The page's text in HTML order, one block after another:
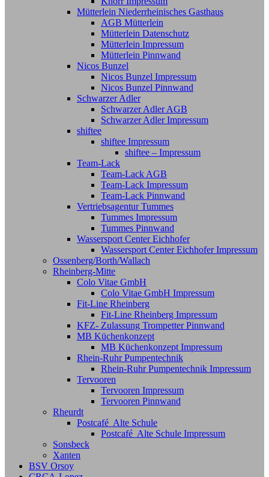
Mütterlein Niederrheinisches Gasthaus
AGB Mütterlein
Mütterlein Datenschutz
Mütterlein Impressum
Mütterlein Pinnwand
Nicos Bunzel
Nicos Bunzel Impressum
Nicos Bunzel Pinnwand
Schwarzer Adler
Schwarzer Adler AGB
Schwarzer Adler Impressum
shiftee
shiftee Impressum
shiftee – Impressum
Team-Lack
Team-Lack AGB
Team-Lack Impressum
Team-Lack Pinnwand
Vertriebsagentur Tummes
Tummes Impressum
Tummes Pinnwand
Wassersport Center Eichhofer
Wassersport Center Eichhofer Impressum
Ossenberg/Borth/Wallach
Rheinberg-Mitte
Colo Vitae GmbH
Colo Vitae GmbH Impressum
Fit-Line Rheinberg
Fit-Line Rheinberg Impressum
KFZ- Zulassung Trompetter Pinnwand
MB Küchenkonzept
MB Küchenkonzept Impressum
Rhein-Ruhr Pumpentechnik
Rhein-Ruhr Pumpentechnik Impressum
Tervooren
Tervooren Impressum
Tervooren Pinnwand
Rheurdt
Postcafé Alte Schule
Postcafé Alte Schule Impressum
Sonsbeck
Xanten
BSV Orsoy